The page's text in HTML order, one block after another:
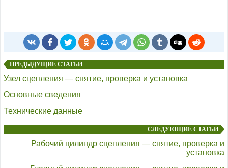
ПРЕДЫДУЩИЕ СТАТЬИ
Узел сцепления — снятие, проверка и установка
Основные сведения
Технические данные
СЛЕДУЮЩИЕ СТАТЬИ
Рабочий цилиндр сцепления — снятие, проверка и
установка